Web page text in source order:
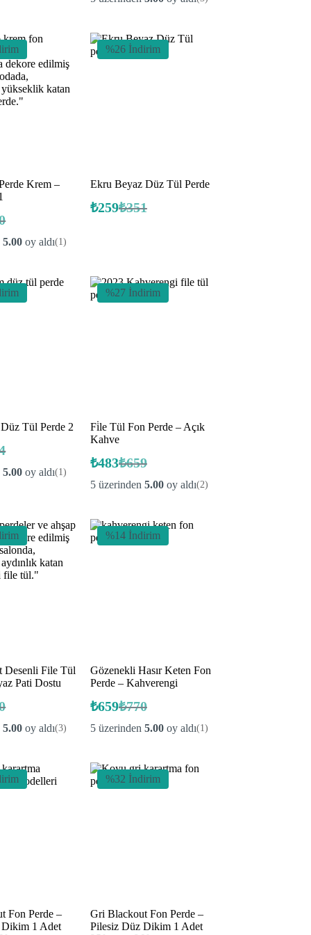
fiyat:
Krem –
5.00 oy aldı(1)
%26 İndirim
Ekru Beyaz Düz Tül Perde
₺351
Orijinal
₺259Şu
Tül Perde 2
5.00 oy aldı(1)
%27 İndirim
Fi̇le Tül Fon Perde – Açık
Kahve
₺659
Orijinal
fiyat:
₺483Şu
andaki
fiyat:
5 üzerinden 5.00oy aldı(2)
Desenli File Tül
Pati Dostu
5.00 oy aldı(3)
%14 İndirim
Gözenekli Hasır Keten Fon
Perde – Kahverengi
₺770
Orijinal
fiyat:
₺659Şu
andaki
fiyat:
5 üzerinden 5.00oy aldı(1)
Fon Perde –
1 Adet
%32 İndirim
Gri Blackout Fon Perde –
Pilesiz Düz Dikim 1 Adet